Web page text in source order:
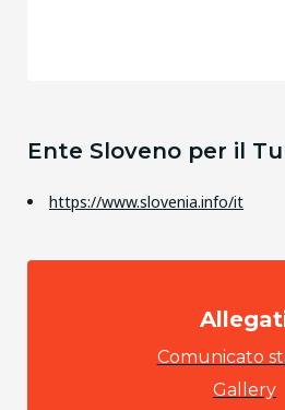
Ente Sloveno per il
https://www.slovenia.info/it
Comunicato
Gallery